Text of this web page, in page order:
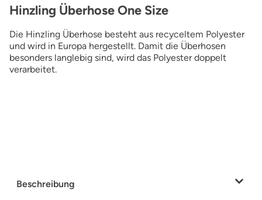
Hinzling Überhose One Size
Die Hinzling Überhose besteht aus recyceltem Polyester
und wird in Europa hergestellt. Damit die Überhosen
besonders langlebig sind, wird das Polyester doppelt
verarbeitet.
Beschreibung